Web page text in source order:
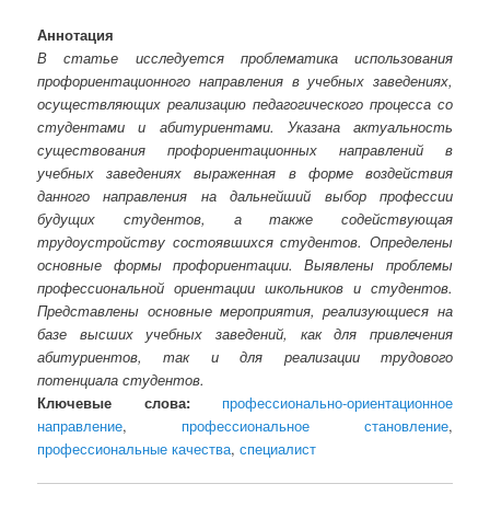
Аннотация
В статье исследуется проблематика использования
профориентационного направления в учебных заведениях,
осуществляющих реализацию педагогического процесса со
студентами и абитуриентами. Указана актуальность
существования профориентационных направлений в
учебных заведениях выраженная в форме воздействия
данного направления на дальнейший выбор профессии
будущих студентов, а также содействующая
трудоустройству состоявшихся студентов. Определены
основные формы профориентации. Выявлены проблемы
профессиональной ориентации школьников и студентов.
Представлены основные мероприятия, реализующиеся на
базе высших учебных заведений, как для привлечения
абитуриентов, так и для реализации трудового
потенциала студентов.
Ключевые слова:
профессионально-ориентационное
направление, профессиональное становление,
профессиональные качества,специалист